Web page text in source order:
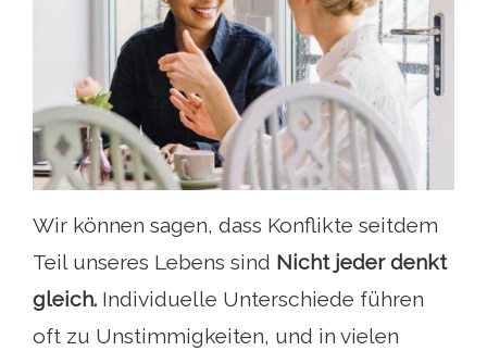
Wir können sagen, dass Konflikte seitdem
Teil unseres Lebens sind Nicht jeder denkt
gleich. Individuelle Unterschiede führen
oft zu Unstimmigkeiten, und in vielen